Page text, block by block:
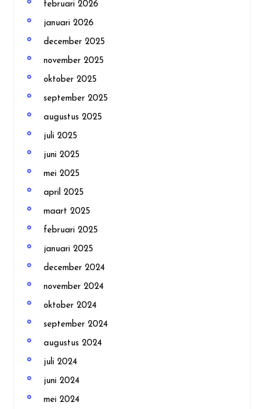
februari 2026
januari 2026
december 2025
november 2025
oktober 2025
september 2025
augustus 2025
juli 2025
juni 2025
mei 2025
april 2025
maart 2025
februari 2025
januari 2025
december 2024
november 2024
oktober 2024
september 2024
augustus 2024
juli 2024
juni 2024
mei 2024